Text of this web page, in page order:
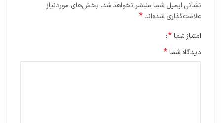
نشانی ایمیل شما منتشر نخواهد شد. بخش‌های موردنیاز
علامت‌گذاری شده‌اند*
امتیاز شما*
دیدگاه شما*